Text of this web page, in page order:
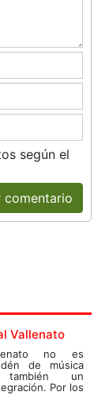
según el
comentario
Vallenato
no es
de música
un
Por los